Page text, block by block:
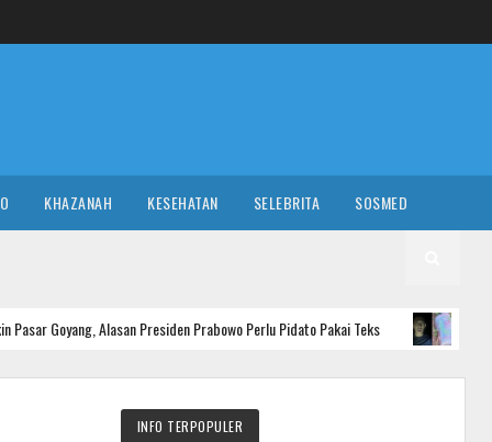
KHAZANAH KESEHATAN SELEBRITA SOSMED
Presiden Prabowo Perlu Pidato Pakai Teks NASIONAL Pelaku
INFO TERPOPULER